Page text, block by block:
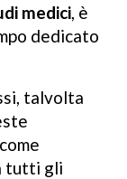
medici, è
dedicato
talvolta
tutti gli